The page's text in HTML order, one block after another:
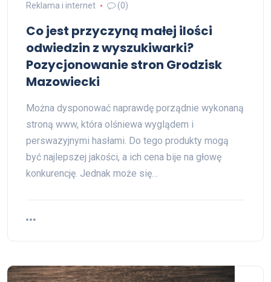
Reklama i internet
(0)
Co jest przyczyną małej ilości
odwiedzin z wyszukiwarki?
Pozycjonowanie stron Grodzisk
Mazowiecki
Można dysponować naprawdę porządnie wykonaną
stroną www, która olśniewa wyglądem i
perswazyjnymi hasłami. Do tego produkty mogą
być najlepszej jakości, a ich cena bije na głowę
konkurencję. Jednak może się…